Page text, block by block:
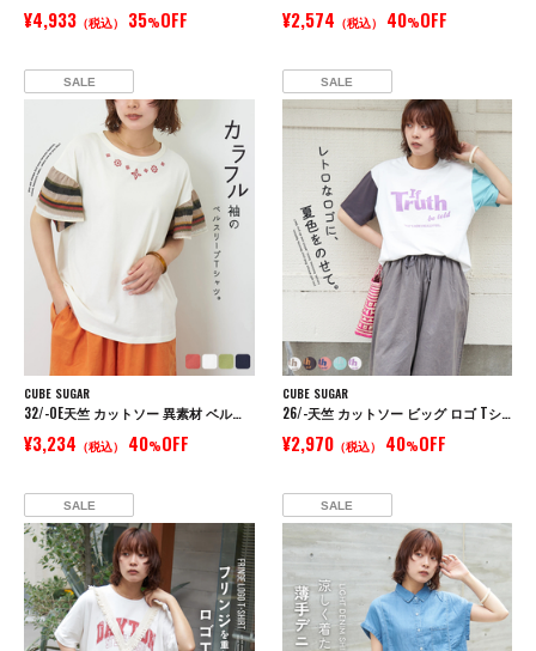
¥4,933 （税込） 35%OFF ¥2,574 （税込） 40%OFF
SALE
CUBE SUGAR
32/-OE天竺 カットソー 異素材 ベルスリーブ 胸刺繍 Tシャツ
¥3,234 （税込） 40%OFF
SALE
CUBE SUGAR
26/-天竺 カットソー ビッグ ロゴ Tシャツ
¥2,970（税込） 40%OFF
SALE SALE